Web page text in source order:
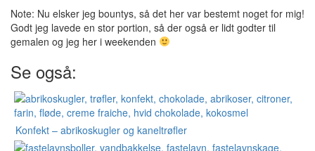
Note: Nu elsker jeg bountys, så det her var bestemt noget for mig!
Godt jeg lavede en stor portion, så der også er lidt godter til
gemalen og jeg her i weekenden
Se også:
Konfekt – abrikoskugler og kaneltrøfler